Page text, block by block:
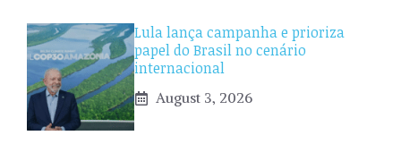
Lula lança campanha e prioriza
papel do Brasil no cenário
internacional
August 3, 2026